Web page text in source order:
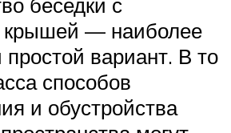
крышей — наиболее
вариант. В то
способов
и обустройства